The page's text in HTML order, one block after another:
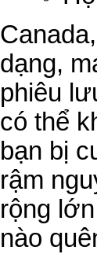
dạng,
phiêu
có thể
bạn bị
rậm
rộng
nào